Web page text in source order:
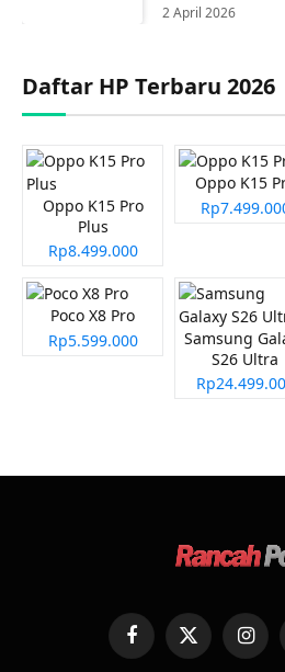
2 April 2026
Daftar HP Terbaru 2026
Oppo K15 Pro
Plus
Rp8.499.000
Oppo K15
Poco X8 Pro
Rp5.599.000
Samsung
S26 Ultra
FacebookX
(Twitter)